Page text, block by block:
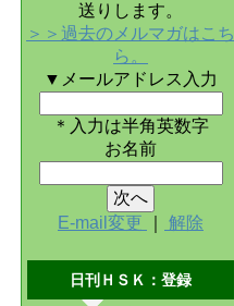
送りします。
＞＞過去のメルマガはこち
ら。
▼メールアドレス入力
＊入力は半角英数字
お名前
E-mail変更 解除
日刊ＨＳＫ：登録